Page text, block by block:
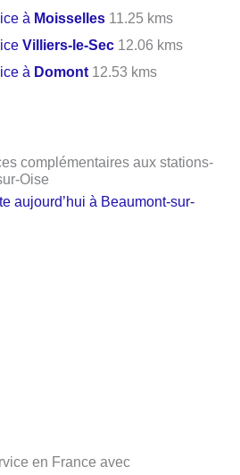
à Moisselles 11.25 kms
Villiers-le-Sec 12.06 kms
à Domont 12.53 kms
complémentaires aux stations-
Oise
aujourd’hui à Beaumont-sur-
en France avec